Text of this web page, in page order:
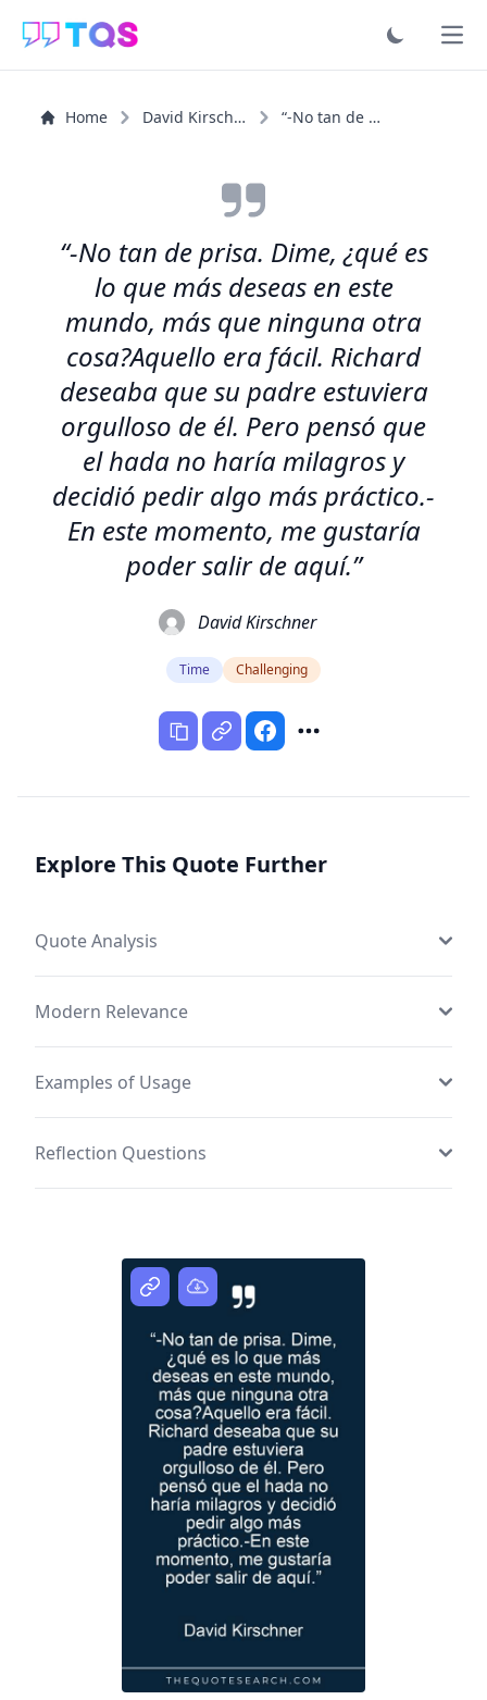
Home David Kirschner “-No tan de prisa. Dime, ¿qué es lo que más deseas en...”
“-No tan de prisa. Dime, ¿qué es
lo que más deseas en este
mundo, más que ninguna otra
cosa?Aquello era fácil. Richard
deseaba que su padre estuviera
orgulloso de él. Pero pensó que
el hada no haría milagros y
decidió pedir algo más práctico.-
En este momento, me gustaría
poder salir de aquí.”
David Kirschner
Time Challenging
Explore This Quote Further
Quote Analysis
Modern Relevance
Examples of Usage
Reflection Questions